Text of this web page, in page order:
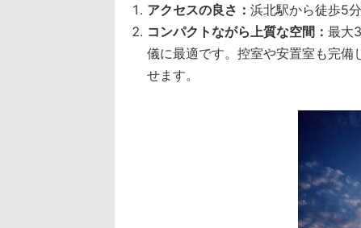
アクセスの良さ： 浜北駅から徒歩5
コンパクトながら上質な空間： 最大
儀に最適です。控室や安置室も完
せます。